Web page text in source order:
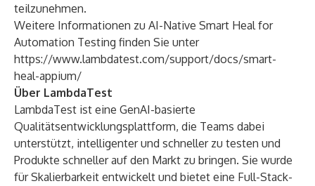
teilzunehmen.
Weitere Informationen zu AI-Native Smart Heal for
Automation Testing finden Sie unter
https://www.lambdatest.com/support/docs/smart-
heal-appium/
Über LambdaTest
LambdaTest ist eine GenAI-basierte
Qualitätsentwicklungsplattform, die Teams dabei
unterstützt, intelligenter und schneller zu testen und
Produkte schneller auf den Markt zu bringen. Sie wurde
für Skalierbarkeit entwickelt und bietet eine Full-Stack-